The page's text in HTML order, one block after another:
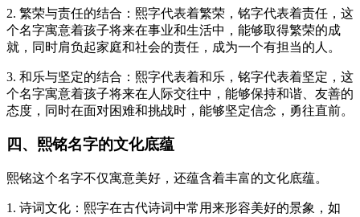
2. 繁荣与责任的结合：熙字代表着繁荣，铭字代表着责任，这
个名字寓意着孩子将来在事业和生活中，能够取得繁荣的成
就，同时肩负起家庭和社会的责任，成为一个有担当的人。
3. 和乐与坚定的结合：熙字代表着和乐，铭字代表着坚定，这
个名字寓意着孩子将来在人际交往中，能够保持和谐、友善的
态度，同时在面对困难和挑战时，能够坚定信念，勇往直前。
四、熙铭名字的文化底蕴
熙铭这个名字不仅寓意美好，还蕴含着丰富的文化底蕴。
1. 诗词文化：熙字在古代诗词中常用来形容美好的景象，如